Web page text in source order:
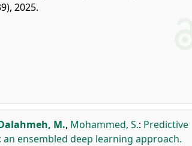
2025.
M., Mohammed, S.: Predictive
ensembled deep learning approach.